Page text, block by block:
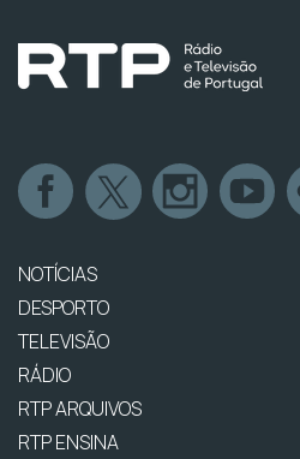
NOTÍCIAS
DESPORTO
TELEVISÃO
RÁDIO
RTP ARQUIVOS
RTP ENSINA